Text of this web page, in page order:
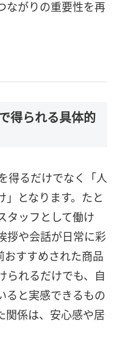
ながりの重要性を再
得られる具体的
得るだけでなく「人
」となります。たと
タッフとして働け
拶や会話が日常に彩
おすすめされた商品
られるだけでも、自
ると実感できるもの
関係は、安心感や居